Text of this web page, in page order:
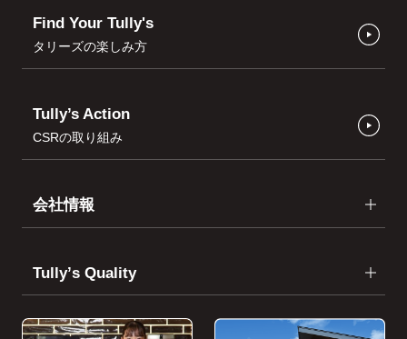
Find Your Tully's
タリーズの楽しみ方
Tully’s Action
CSRの取り組み
会社情報
Tullyʼs Quality